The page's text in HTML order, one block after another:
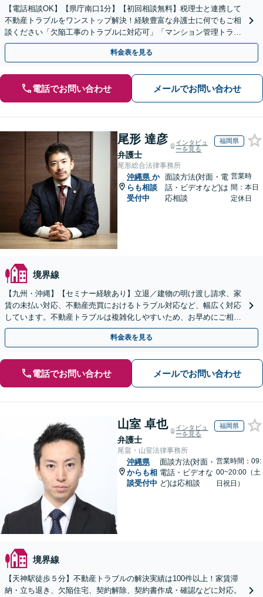
【電話相談OK】【県庁南口1分】【初回相談無料】税理士と連携して
不動産トラブルをワンストップ解決！経験豊富な弁護士に何でもご相
談ください「欠陥工事のトラブルに対応可」「マンション管理トラブ
ルに強い」【ビデオ相談】【完全個室】駐車場あり
料金表を見る
電話でお問い合わせ メールでお問い合わせ
尾形 達彦
弁護士
インタビュ
ーを見る
福岡県
尾形総合法律事務所
沖縄県 か
らも相談
受付中
面談方法(対面・電
話・ビデオなど)は
応相談
営業時
間：本日
定休日
境界線
【九州・沖縄】【セミナー経験あり】立退／建物の明け渡し請求、家
賃の未払い対応、不動産売買におけるトラブル対応など、幅広く対応
しています。不動産トラブルは複雑化しやすいため、お早めにご相談
ください。【休日・夜間面談可】
料金表を見る
電話でお問い合わせ メールでお問い合わせ
山室 卓也
弁護士
インタビュ
ーを見る
福岡県
尾畠・山室法律事務所
沖縄県
からも相
談受付中
面談方法(対面・
電話・ビデオな
ど)は応相談
営業時間：09:
00~20:00（土
日祝日）
境界線
【天神駅徒歩５分】不動産トラブルの解決実績は100件以上！家賃滞
納・立ち退き、欠陥住宅、契約解除、契約書作成・確認などに対応。